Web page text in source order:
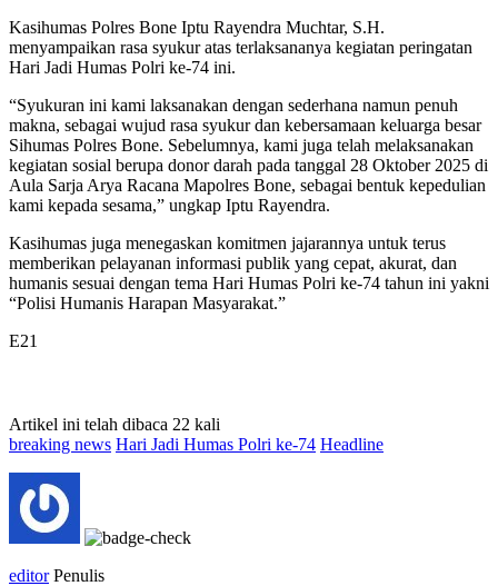
Kasihumas Polres Bone Iptu Rayendra Muchtar, S.H.
menyampaikan rasa syukur atas terlaksananya kegiatan peringatan
Hari Jadi Humas Polri ke-74 ini.
“Syukuran ini kami laksanakan dengan sederhana namun penuh
makna, sebagai wujud rasa syukur dan kebersamaan keluarga besar
Sihumas Polres Bone. Sebelumnya, kami juga telah melaksanakan
kegiatan sosial berupa donor darah pada tanggal 28 Oktober 2025 di
Aula Sarja Arya Racana Mapolres Bone, sebagai bentuk kepedulian
kami kepada sesama,” ungkap Iptu Rayendra.
Kasihumas juga menegaskan komitmen jajarannya untuk terus
memberikan pelayanan informasi publik yang cepat, akurat, dan
humanis sesuai dengan tema Hari Humas Polri ke-74 tahun ini yakni
“Polisi Humanis Harapan Masyarakat.”
E21
Artikel ini telah dibaca 22 kali
breaking news Hari Jadi Humas Polri ke-74 Headline
editor Penulis